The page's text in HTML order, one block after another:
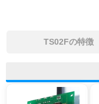
TS02Fの特徴